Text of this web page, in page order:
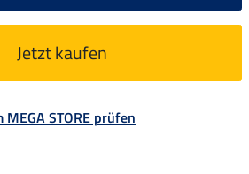
Jetzt kaufen
STORE prüfen